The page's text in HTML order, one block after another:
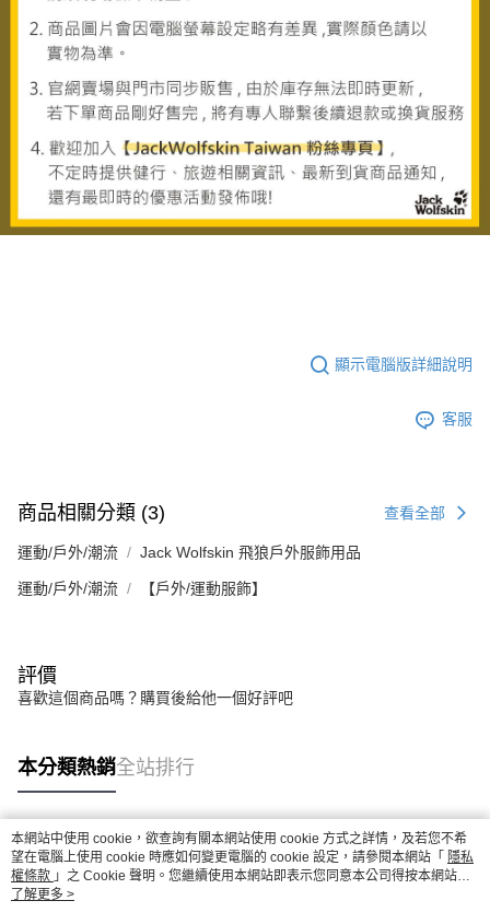
顯示電腦版詳細說明
客服
商品相關分類 (3) 查看全部
運動/戶外/潮流 Jack Wolfskin 飛狼戶外服飾用品
運動/戶外/潮流 【戶外/運動服飾】
評價
喜歡這個商品嗎？購買後給他一個好評吧
本分類熱銷全站排行
熱門標籤
本網站中使用 cookie，欲查詢有關本網站使用 cookie 方式之詳情，及若您不希
望在電腦上使用 cookie 時應如何變更電腦的 cookie 設定，請參閱本網站「 隱私
權條款 」之 Cookie 聲明。您繼續使用本網站即表示您同意本公司得按本網站使
用條款之 Cookie 聲明使用 cookie。
了解更多 >